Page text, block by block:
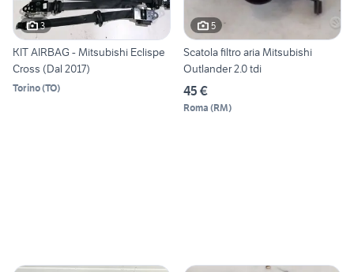
3
KIT AIRBAG - Mitsubishi Eclispe
Cross (Dal 2017)
Torino(TO)
5
Scatola filtro aria Mitsubishi
Outlander 2.0 tdi
45 €
Roma (RM)